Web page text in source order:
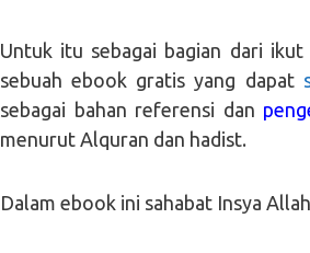
Untuk itu sebagai bagian dari
sebuah ebook gratis yang dapat
sebagai bahan referensi dan
menurut Alquran dan hadist.
Dalam ebook ini sahabat Insya